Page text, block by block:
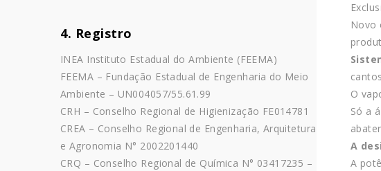
Novo
O
Só a
A
A
4. Registro
INEA Instituto Estadual do Ambiente (FEEMA)
FEEMA – Fundação Estadual de Engenharia do Meio
Ambiente – UN004057/55.61.99
CRH – Conselho Regional de Higienização FE014781
CREA – Conselho Regional de Engenharia, Arquitetura
e Agronomia N° 2002201440
CRQ – Conselho Regional de Química N° 03417235 –